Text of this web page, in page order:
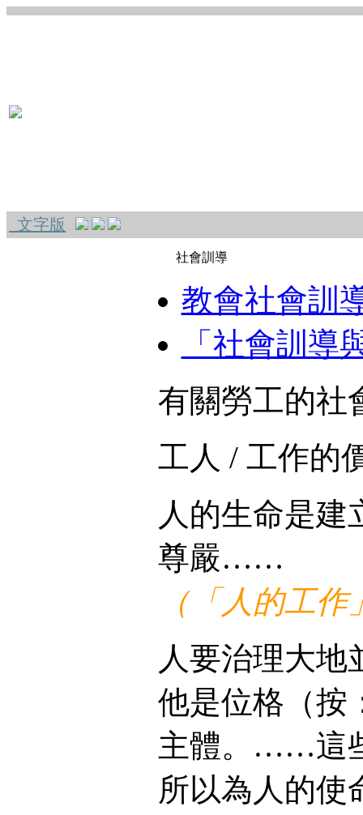
文字版
社會訓導
教會社會訓
「社會訓導
有關勞工的社
工人 / 工作的
人的生命是建
尊嚴……
（「人的工
人要治理大地
他是位格（
主體。……這
所以為人的使